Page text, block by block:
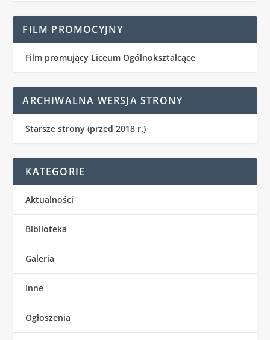
FILM PROMOCYJNY
Film promujący Liceum Ogólnokształcące
ARCHIWALNA WERSJA STRONY
Starsze strony (przed 2018 r.)
KATEGORIE
Aktualności
Biblioteka
Galeria
Inne
Ogłoszenia